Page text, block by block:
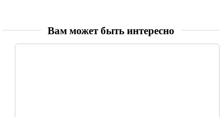
Вам может быть интересно